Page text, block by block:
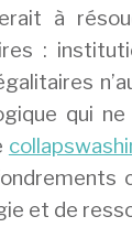
à
:
qui
et de